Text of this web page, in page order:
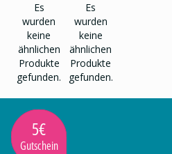
Es
wurden
keine
ähnlichen
Produkte
gefunden.
Es
wurden
keine
ähnlichen
Produkte
gefunden.
5€
Gutschein